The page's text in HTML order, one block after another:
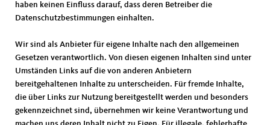
haben keinen Einfluss darauf, dass deren Betreiber die
Datenschutzbestimmungen einhalten.
Wir sind als Anbieter für eigene Inhalte nach den allgemeinen
Gesetzen verantwortlich. Von diesen eigenen Inhalten sind unter
Umständen Links auf die von anderen Anbietern
bereitgehaltenen Inhalte zu unterscheiden. Für fremde Inhalte,
die über Links zur Nutzung bereitgestellt werden und besonders
gekennzeichnet sind, übernehmen wir keine Verantwortung und